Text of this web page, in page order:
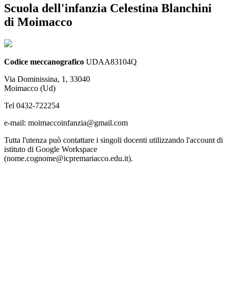
Scuola dell'infanzia Celestina Blanchini
di Moimacco
Codice meccanografico UDAA83104Q
Via Dominissina, 1, 33040
Moimacco (Ud)
Tel 0432-722254
e-mail: moimaccoinfanzia@gmail.com
Tutta l'utenza può contattare i singoli docenti utilizzando l'account di
istituto di Google Workspace
(nome.cognome@icpremariacco.edu.it).